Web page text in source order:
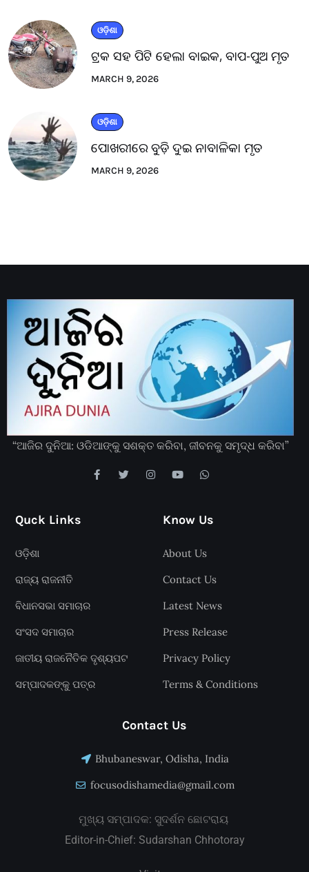
ଓଡ଼ିଶା
ଟ୍ରକ ସହ ପିଟି ହେଲା ବାଇକ, ବାପ-ପୁଅ ମୃତ
MARCH 9, 2026
ଓଡ଼ିଶା
ପୋଖରୀରେ ବୁଡ଼ି ଦୁଇ ନାବାଳିକା ମୃତ
MARCH 9, 2026
“ଆଜିର ଦୁନିଆ: ଓଡିଆଙ୍କୁ ସଶକ୍ତ କରିବା, ଜୀବନକୁ ସମୃଦ୍ଧ କରିବା”
Quck Links
ଓଡ଼ିଶା
ରାଜ୍ୟ ରାଜନୀତି
ବିଧାନସଭା ସମାଚାର
ସଂସଦ ସମାଚାର
ଜାତୀୟ ରାଜନୈତିକ ଦୃଶ୍ୟପଟ
ସମ୍ପାଦକଙ୍କୁ ପତ୍ର
Know Us
About Us
Contact Us
Latest News
Press Release
Privacy Policy
Terms & Conditions
Contact Us
Bhubaneswar, Odisha, India
focusodishamedia@gmail.com
ମୁଖ୍ୟ ସମ୍ପାଦକ: ସୁଦର୍ଶନ ଛୋଟରାୟ
Editor-in-Chief: Sudarshan Chhotoray